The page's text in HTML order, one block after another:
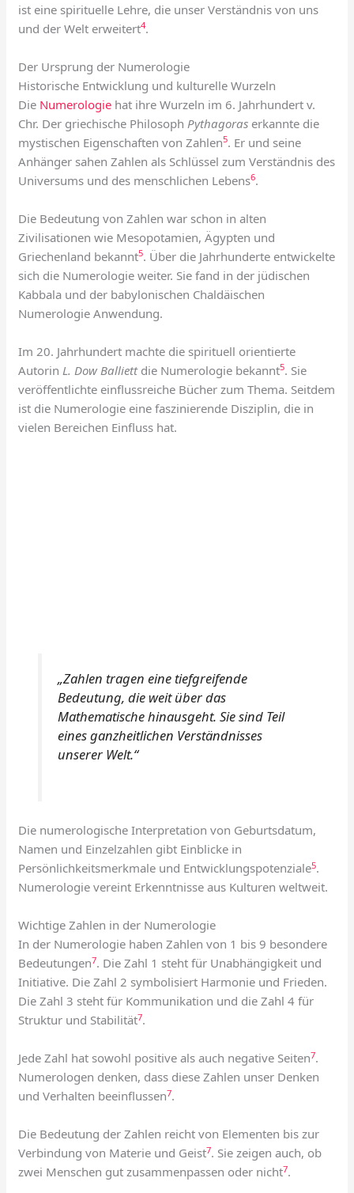
ist eine spirituelle Lehre, die unser Verständnis von uns
und der Welt erweitert4.
Der Ursprung der Numerologie
Historische Entwicklung und kulturelle Wurzeln
Die Numerologie hat ihre Wurzeln im 6. Jahrhundert v.
Chr. Der griechische Philosoph Pythagoras erkannte die
mystischen Eigenschaften von Zahlen5. Er und seine
Anhänger sahen Zahlen als Schlüssel zum Verständnis des
Universums und des menschlichen Lebens6.
Die Bedeutung von Zahlen war schon in alten
Zivilisationen wie Mesopotamien, Ägypten und
Griechenland bekannt5. Über die Jahrhunderte entwickelte
sich die Numerologie weiter. Sie fand in der jüdischen
Kabbala und der babylonischen Chaldäischen
Numerologie Anwendung.
Im 20. Jahrhundert machte die spirituell orientierte
Autorin L. Dow Balliettdie Numerologie bekannt5. Sie
veröffentlichte einflussreiche Bücher zum Thema. Seitdem
ist die Numerologie eine faszinierende Disziplin, die in
vielen Bereichen Einfluss hat.
„Zahlen tragen eine tiefgreifende
Bedeutung, die weit über das
Mathematische hinausgeht. Sie sind Teil
eines ganzheitlichen Verständnisses
unserer Welt.“
Die numerologische Interpretation von Geburtsdatum,
Namen und Einzelzahlen gibt Einblicke in
Persönlichkeitsmerkmale und Entwicklungspotenziale5.
Numerologie vereint Erkenntnisse aus Kulturen weltweit.
Wichtige Zahlen in der Numerologie
In der Numerologie haben Zahlen von 1 bis 9 besondere
Bedeutungen7. Die Zahl 1 steht für Unabhängigkeit und
Initiative. Die Zahl 2 symbolisiert Harmonie und Frieden.
Die Zahl 3 steht für Kommunikation und die Zahl 4 für
Struktur und Stabilität7.
Jede Zahl hat sowohl positive als auch negative Seiten7.
Numerologen denken, dass diese Zahlen unser Denken
und Verhalten beeinflussen7.
Die Bedeutung der Zahlen reicht von Elementen bis zur
Verbindung von Materie und Geist7. Sie zeigen auch, ob
zwei Menschen gut zusammenpassen oder nicht7.